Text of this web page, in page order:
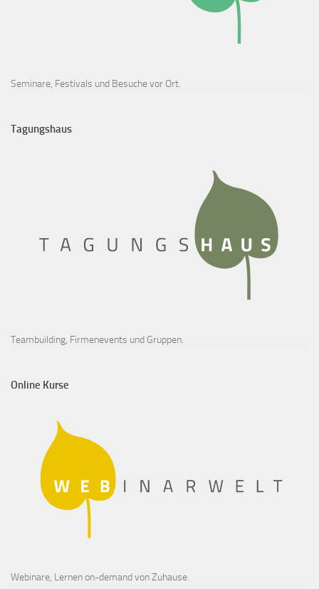
Seminare, Festivals und Besuche vor Ort.
Tagungshaus
Teambuilding, Firmenevents und Gruppen.
Online Kurse
Webinare, Lernen on-demand von Zuhause.